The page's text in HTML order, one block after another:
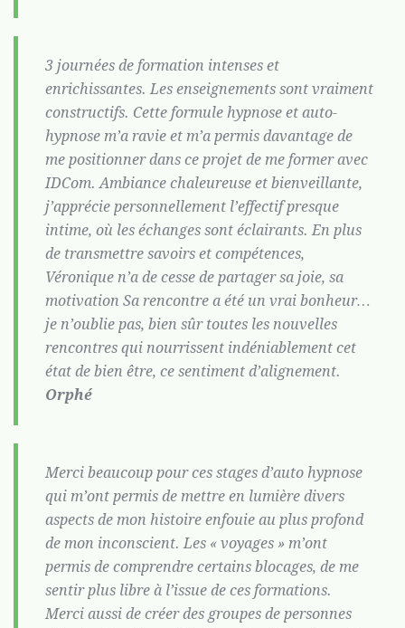
3 journées de formation intenses et
enrichissantes. Les enseignements sont vraiment
constructifs. Cette formule hypnose et auto-
hypnose m’a ravie et m’a permis davantage de
me positionner dans ce projet de me former avec
IDCom. Ambiance chaleureuse et bienveillante,
j’apprécie personnellement l’effectif presque
intime, où les échanges sont éclairants. En plus
de transmettre savoirs et compétences,
Véronique n’a de cesse de partager sa joie, sa
motivation Sa rencontre a été un vrai bonheur…
je n’oublie pas, bien sûr toutes les nouvelles
rencontres qui nourrissent indéniablement cet
état de bien être, ce sentiment d’alignement.
Orphé
Merci beaucoup pour ces stages d’auto hypnose
qui m’ont permis de mettre en lumière divers
aspects de mon histoire enfouie au plus profond
de mon inconscient. Les « voyages » m’ont
permis de comprendre certains blocages, de me
sentir plus libre à l’issue de ces formations.
Merci aussi de créer des groupes de personnes